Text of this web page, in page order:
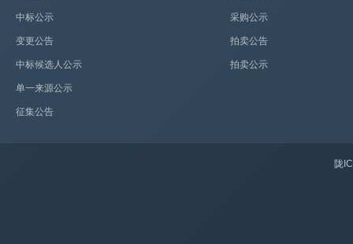
中标公示
变更公告
中标候选人公示
单一来源公示
征集公告
采购公示
拍卖公告
拍卖公示
陇